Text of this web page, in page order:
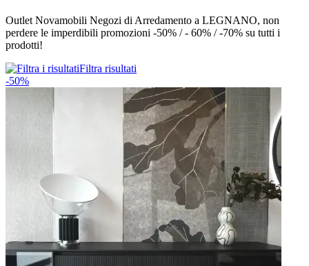
Outlet Novamobili Negozi di Arredamento a LEGNANO, non
perdere le imperdibili promozioni -50% / - 60% / -70% su tutti i
prodotti!
Filtra risultati
-50%